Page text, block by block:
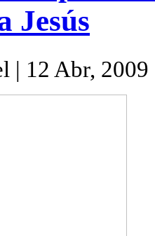
Jesús
| 12 Abr, 2009